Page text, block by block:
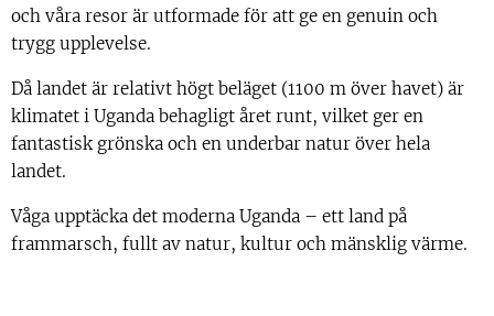
och våra resor är utformade för att ge en genuin och
trygg upplevelse.
Då landet är relativt högt beläget (1100 m över havet) är
klimatet i Uganda behagligt året runt, vilket ger en
fantastisk grönska och en underbar natur över hela
landet.
Våga upptäcka det moderna Uganda – ett land på
frammarsch, fullt av natur, kultur och mänsklig värme.